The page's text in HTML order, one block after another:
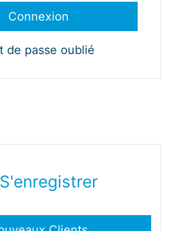
de passe oublié
S'enregistrer